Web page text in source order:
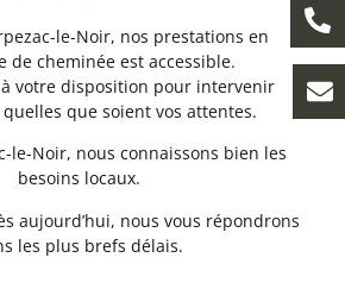
le-Noir, nos prestations en
de cheminée est accessible.
votre disposition pour intervenir
que soient vos attentes.
le-Noir, nous connaissons bien les
besoins locaux.
aujourd’hui, nous vous répondrons
les plus brefs délais.